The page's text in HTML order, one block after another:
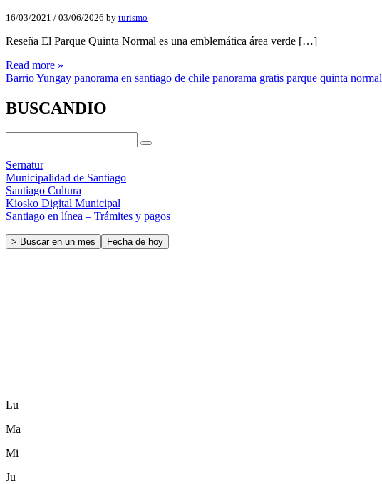
16/03/2021 / 03/06/2026 by turismo
Reseña El Parque Quinta Normal es una emblemática área verde […]
Read more »
Barrio Yungay panorama en santiago de chile panorama gratis parque quinta normal
BUSCANDIO
Sernatur
Municipalidad de Santiago
Santiago Cultura
Kiosko Digital Municipal
Santiago en línea – Trámites y pagos
> Buscar en un mes Fecha de hoy
Lu
Ma
Mi
Ju